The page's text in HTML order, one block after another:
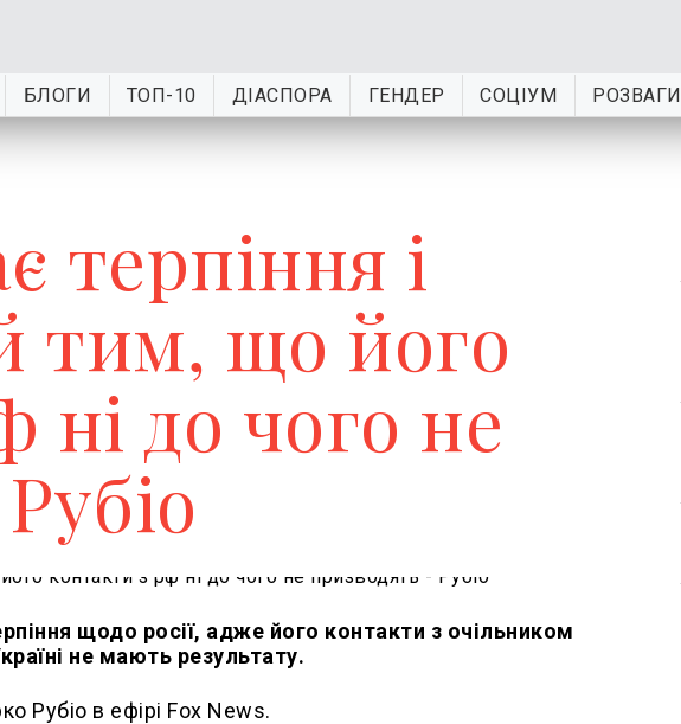
БЛОГИ ТОП-10 ДІАСПОРА ГЕНДЕР СОЦІУМ РОЗВАГИ
терпіння і
тим, що його
ні до чого не
щодо росії, адже його контакти з очільником
не мають результату.
Рубіо в ефірі Fox News.